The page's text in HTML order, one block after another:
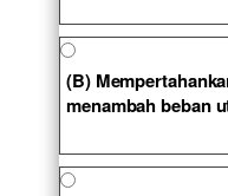
(B)
menambah beban